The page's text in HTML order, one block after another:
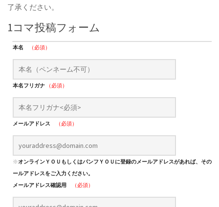
了承ください。
1コマ投稿フォーム
本名 （必須）
本名フリガナ （必須）
メールアドレス （必須）
※オンラインＹＯＵもしくはパンフＹＯＵに登録のメールアドレスがあれば、そのメ
ールアドレスをご入力ください。
メールアドレス確認用
（必須）